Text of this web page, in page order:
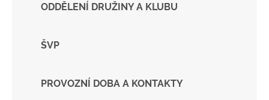
ODDĚLENÍ DRUŽINY A KLUBU
ŠVP
PROVOZNÍ DOBA A KONTAKTY